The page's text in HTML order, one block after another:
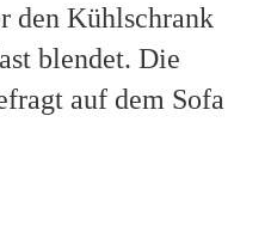
den Kühlschrank
blendet. Die
auf dem Sofa